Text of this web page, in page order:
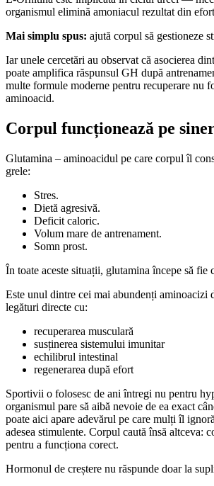
organismul elimină amoniacul rezultat din
Mai simplu spus: ajută corpul să gestioneze
Iar unele cercetări au observat că asocierea
poate amplifica răspunsul GH după
multe formule moderne pentru recuperare nu
aminoacid.
Corpul funcționează pe
Glutamina – aminoacidul pe care corpul îl
grele:
Stres.
Dietă agresivă.
Deficit caloric.
Volum mare de antrenament.
Somn prost.
În toate aceste situații, glutamina începe să fie
Este unul dintre cei mai abundenți aminoacizi
legături directe cu:
recuperarea musculară
susținerea sistemului imunitar
echilibrul intestinal
regenerarea după efort
Sportivii o folosesc de ani întregi nu pentru
organismul pare să aibă nevoie de ea exact
poate aici apare adevărul pe care mulți îl
adesea stimulente. Corpul caută însă altceva:
pentru a funcționa corect.
Hormonul de creștere nu răspunde doar la